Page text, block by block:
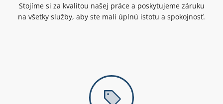
Stojíme si za kvalitou našej práce a poskytujeme záruku
na všetky služby, aby ste mali úplnú istotu a spokojnosť.